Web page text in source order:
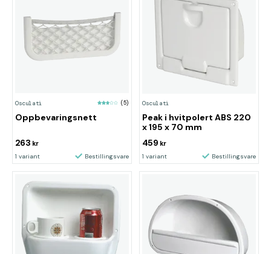
Osculati (5)
Oppbevaringsnett
263 kr
1 variant Bestillingsvare
Osculati
Peak i hvitpolert ABS 220
x 195 x 70 mm
459 kr
1 variant Bestillingsvare